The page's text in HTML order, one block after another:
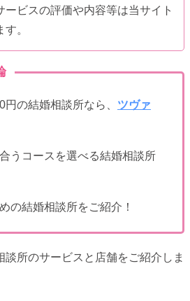
ービスの評価や内容等は当サイト
。
の結婚相談所なら、 ツヴァ
うコースを選べる結婚相談所
の結婚相談所をご紹介！
所のサービスと店舗をご紹介しま